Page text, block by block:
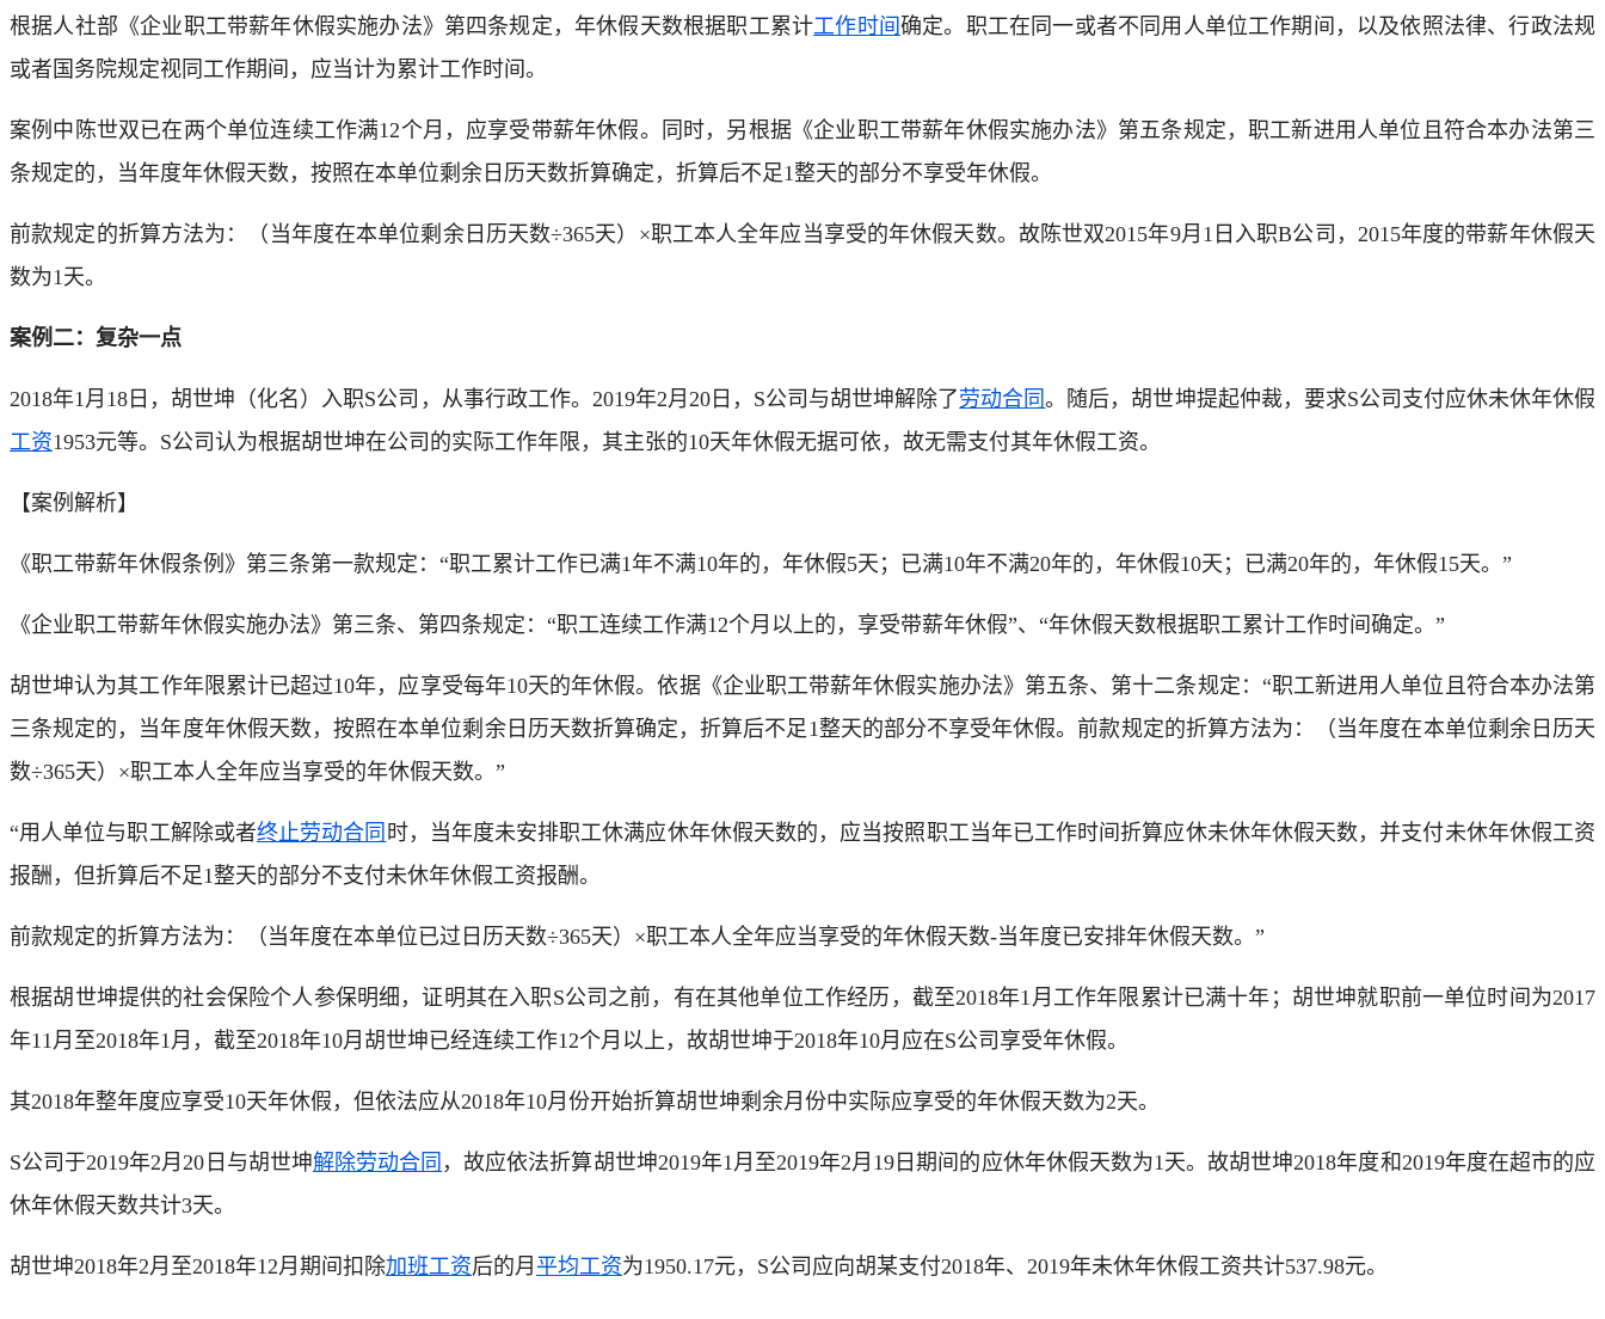
根据人社部《企业职工带薪年休假实施办法》第四条规定，年休假天数根据职工累计工作时间确定。职工在同一或者不同用人单位工作期间，以及依照法律、行政法规
或者国务院规定视同工作期间，应当计为累计工作时间。
案例中陈世双已在两个单位连续工作满12个月，应享受带薪年休假。同时，另根据《企业职工带薪年休假实施办法》第五条规定，职工新进用人单位且符合本办法第三
条规定的，当年度年休假天数，按照在本单位剩余日历天数折算确定，折算后不足1整天的部分不享受年休假。
前款规定的折算方法为：（当年度在本单位剩余日历天数÷365天）×职工本人全年应当享受的年休假天数。故陈世双2015年9月1日入职B公司，2015年度的带薪年休假天
数为1天。
案例二：复杂一点
2018年1月18日，胡世坤（化名）入职S公司，从事行政工作。2019年2月20日，S公司与胡世坤解除了劳动合同。随后，胡世坤提起仲裁，要求S公司支付应休未休年休假
工资1953元等。S公司认为根据胡世坤在公司的实际工作年限，其主张的10天年休假无据可依，故无需支付其年休假工资。
【案例解析】
《职工带薪年休假条例》第三条第一款规定：“职工累计工作已满1年不满10年的，年休假5天；已满10年不满20年的，年休假10天；已满20年的，年休假15天。”
《企业职工带薪年休假实施办法》第三条、第四条规定：“职工连续工作满12个月以上的，享受带薪年休假”、“年休假天数根据职工累计工作时间确定。”
胡世坤认为其工作年限累计已超过10年，应享受每年10天的年休假。依据《企业职工带薪年休假实施办法》第五条、第十二条规定：“职工新进用人单位且符合本办法第
三条规定的，当年度年休假天数，按照在本单位剩余日历天数折算确定，折算后不足1整天的部分不享受年休假。前款规定的折算方法为：（当年度在本单位剩余日历天
数÷365天）×职工本人全年应当享受的年休假天数。”
“用人单位与职工解除或者终止劳动合同 时，当年度未安排职工休满应休年休假天数的，应当按照职工当年已工作时间折算应休未休年休假天数，并支付未休年休假工资
报酬，但折算后不足1整天的部分不支付未休年休假工资报酬。
前款规定的折算方法为：（当年度在本单位已过日历天数÷365天）×职工本人全年应当享受的年休假天数-当年度已安排年休假天数。”
根据胡世坤提供的社会保险个人参保明细，证明其在入职S公司之前，有在其他单位工作经历，截至2018年1月工作年限累计已满十年；胡世坤就职前一单位时间为2017
年11月至2018年1月，截至2018年10月胡世坤已经连续工作12个月以上，故胡世坤于2018年10月应在S公司享受年休假。
其2018年整年度应享受10天年休假，但依法应从2018年10月份开始折算胡世坤剩余月份中实际应享受的年休假天数为2天。
S公司于2019年2月20日与胡世坤解除劳动合同 ，故应依法折算胡世坤2019年1月至2019年2月19日期间的应休年休假天数为1天。故胡世坤2018年度和2019年度在超市的应
休年休假天数共计3天。
胡世坤2018年2月至2018年12月期间扣除加班工资后的月 平均工资为1950.17元，S公司应向胡某支付2018年、2019年未休年休假工资共计537.98元。